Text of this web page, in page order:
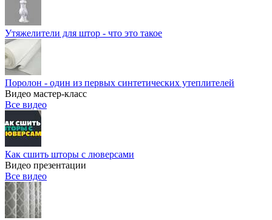
Утяжелители для штор - что это такое
Поролон - один из первых синтетических утеплителей
Видео мастер-класс
Все видео
Как сшить шторы с люверсами
Видео презентации
Все видео